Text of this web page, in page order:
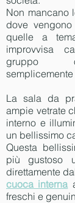
Non mancano
dove
quelle a
improvvisa
gruppo
La sala da
ampie vetrate
interno e
un bellissimo
Questa
più gustoso
direttamente
cuoca interna
freschi e